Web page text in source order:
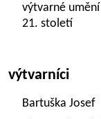
výtvarné
21. století
výtvarníci
Bartuška Josef